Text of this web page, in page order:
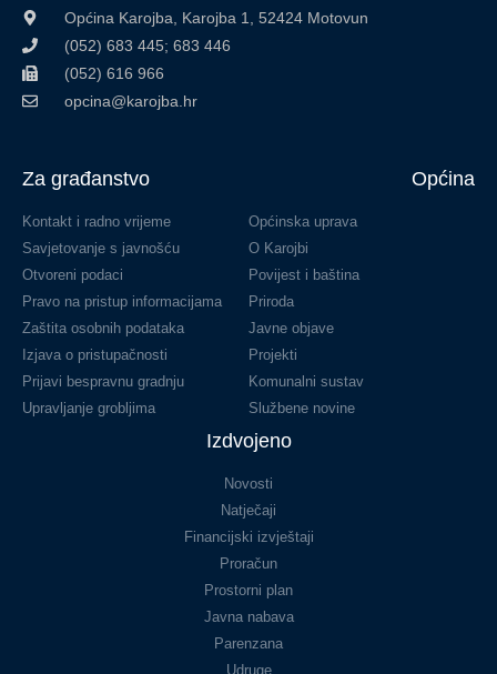
Općina Karojba, Karojba 1, 52424 Motovun
(052) 683 445; 683 446
(052) 616 966
opcina@karojba.hr
Za građanstvo
Kontakt i radno vrijeme
Savjetovanje s javnošću
Otvoreni podaci
Pravo na pristup informacijama
Zaštita osobnih podataka
Izjava o pristupačnosti
Prijavi bespravnu gradnju
Upravljanje grobljima
Općina
Općinska uprava
O Karojbi
Povijest i baština
Priroda
Javne objave
Projekti
Komunalni sustav
Službene novine
Izdvojeno
Novosti
Natječaji
Financijski izvještaji
Proračun
Prostorni plan
Javna nabava
Parenzana
Udruge